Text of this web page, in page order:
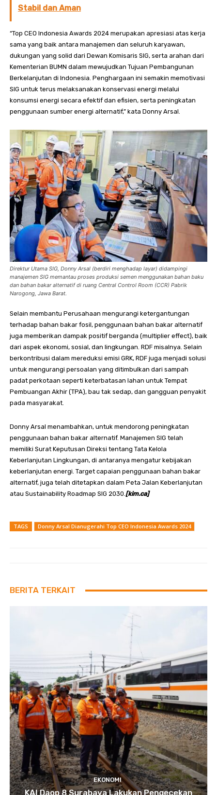
Stabil dan Aman
“Top CEO Indonesia Awards 2024 merupakan apresiasi atas kerja
sama yang baik antara manajemen dan seluruh karyawan,
dukungan yang solid dari Dewan Komisaris SIG, serta arahan dari
Kementerian BUMN dalam mewujudkan Tujuan Pembangunan
Berkelanjutan di Indonesia. Penghargaan ini semakin memotivasi
SIG untuk terus melaksanakan konservasi energi melalui
konsumsi energi secara efektif dan efisien, serta peningkatan
penggunaan sumber energi alternatif,” kata Donny Arsal.
Direktur Utama SIG, Donny Arsal (berdiri menghadap layar) didampingi
manajemen SIG memantau proses produksi semen menggunakan bahan baku
dan bahan bakar alternatif di ruang Central Control Room (CCR) Pabrik
Narogong, Jawa Barat.
Selain membantu Perusahaan mengurangi ketergantungan
terhadap bahan bakar fosil, penggunaan bahan bakar alternatif
juga memberikan dampak positif berganda (multiplier effect), baik
dari aspek ekonomi, sosial, dan lingkungan. RDF misalnya. Selain
berkontribusi dalam mereduksi emisi GRK, RDF juga menjadi solusi
untuk mengurangi persoalan yang ditimbulkan dari sampah
padat perkotaan seperti keterbatasan lahan untuk Tempat
Pembuangan Akhir (TPA), bau tak sedap, dan gangguan penyakit
pada masyarakat.
Donny Arsal menambahkan, untuk mendorong peningkatan
penggunaan bahan bakar alternatif. Manajemen SIG telah
memiliki Surat Keputusan Direksi tentang Tata Kelola
Keberlanjutan Lingkungan, di antaranya mengatur kebijakan
keberlanjutan energi. Target capaian penggunaan bahan bakar
alternatif, juga telah ditetapkan dalam Peta Jalan Keberlanjutan
atau Sustainability Roadmap SIG 2030.[kim.ca]
TAGS Donny Arsal Dianugerahi Top CEO Indonesia Awards 2024
BERITA TERKAIT
EKONOMI
KAI Daop 8 Surabaya Lakukan Pengecekan